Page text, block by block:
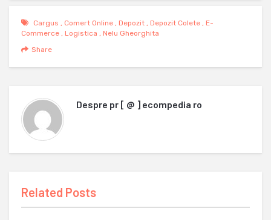
Cargus , Comert Online , Depozit , Depozit Colete , E-
Commerce , Logistica , Nelu Gheorghita
Share
Despre pr [ @ ] ecompedia ro
Related Posts